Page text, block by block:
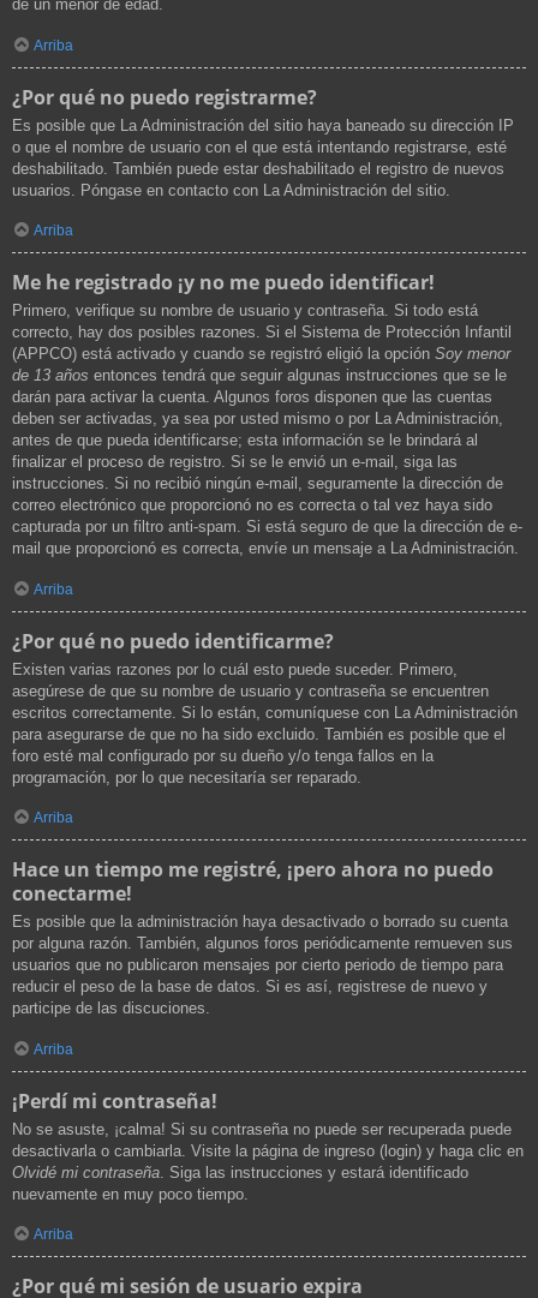
de un menor de edad.
Arriba
¿Por qué no puedo registrarme?
Es posible que La Administración del sitio haya baneado su dirección IP
o que el nombre de usuario con el que está intentando registrarse, esté
deshabilitado. También puede estar deshabilitado el registro de nuevos
usuarios. Póngase en contacto con La Administración del sitio.
Arriba
Me he registrado ¡y no me puedo identificar!
Primero, verifique su nombre de usuario y contraseña. Si todo está
correcto, hay dos posibles razones. Si el Sistema de Protección Infantil
(APPCO) está activado y cuando se registró eligió la opción Soy menor
de 13 años entonces tendrá que seguir algunas instrucciones que se le
darán para activar la cuenta. Algunos foros disponen que las cuentas
deben ser activadas, ya sea por usted mismo o por La Administración,
antes de que pueda identificarse; esta información se le brindará al
finalizar el proceso de registro. Si se le envió un e-mail, siga las
instrucciones. Si no recibió ningún e-mail, seguramente la dirección de
correo electrónico que proporcionó no es correcta o tal vez haya sido
capturada por un filtro anti-spam. Si está seguro de que la dirección de e-
mail que proporcionó es correcta, envíe un mensaje a La Administración.
Arriba
¿Por qué no puedo identificarme?
Existen varias razones por lo cuál esto puede suceder. Primero,
asegúrese de que su nombre de usuario y contraseña se encuentren
escritos correctamente. Si lo están, comuníquese con La Administración
para asegurarse de que no ha sido excluido. También es posible que el
foro esté mal configurado por su dueño y/o tenga fallos en la
programación, por lo que necesitaría ser reparado.
Arriba
Hace un tiempo me registré, ¡pero ahora no puedo
conectarme!
Es posible que la administración haya desactivado o borrado su cuenta
por alguna razón. También, algunos foros periódicamente remueven sus
usuarios que no publicaron mensajes por cierto periodo de tiempo para
reducir el peso de la base de datos. Si es así, registrese de nuevo y
participe de las discuciones.
Arriba
¡Perdí mi contraseña!
No se asuste, ¡calma! Si su contraseña no puede ser recuperada puede
desactivarla o cambiarla. Visite la página de ingreso (login) y haga clic en
Olvidé mi contraseña . Siga las instrucciones y estará identificado
nuevamente en muy poco tiempo.
Arriba
¿Por qué mi sesión de usuario expira